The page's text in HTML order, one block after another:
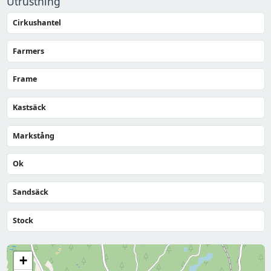
Cirkushantel
Farmers
Frame
Kastsäck
Markstång
Ok
Sandsäck
Stock
+